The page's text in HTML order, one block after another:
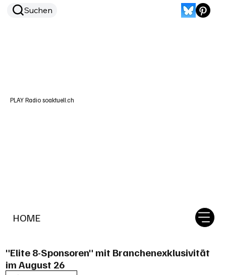
HOME
Suchen
PLAY Radio soaktuell.ch
"Elite 8-Sponsoren" mit Branchenexklusivität
im August 26